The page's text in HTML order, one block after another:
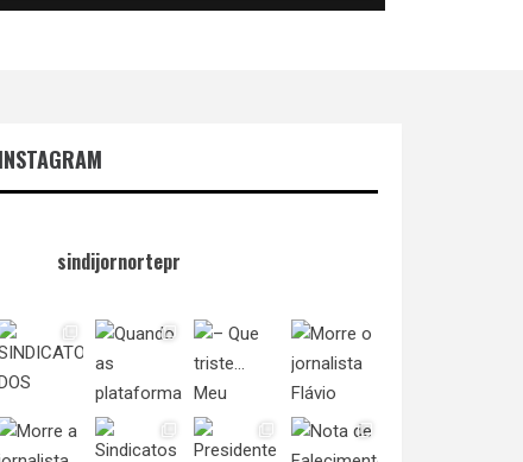
INSTAGRAM
sindijornortepr